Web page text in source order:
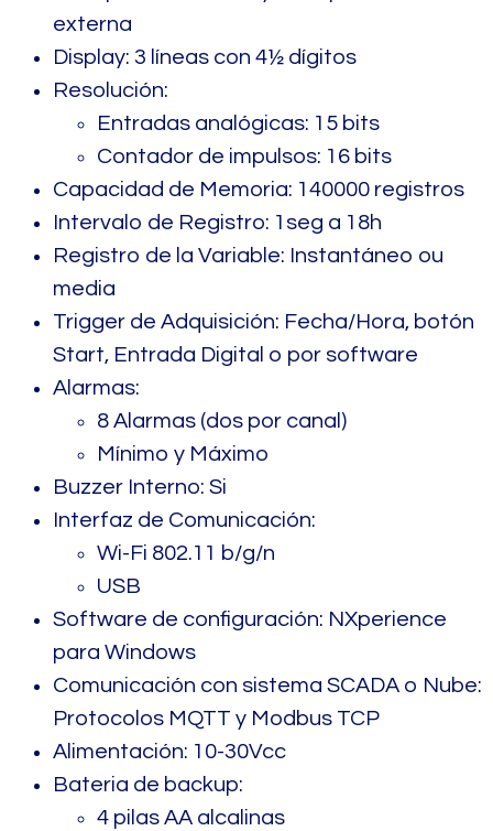
externa
Display: 3 líneas con 4½ dígitos
Resolución:
Entradas analógicas: 15 bits
Contador de impulsos: 16 bits
Capacidad de Memoria: 140000 registros
Intervalo de Registro: 1seg a 18h
Registro de la Variable: Instantáneo ou
media
Trigger de Adquisición: Fecha/Hora, botón
Start, Entrada Digital o por software
Alarmas:
8 Alarmas (dos por canal)
Mínimo y Máximo
Buzzer Interno: Si
Interfaz de Comunicación:
Wi-Fi 802.11 b/g/n
USB
Software de configuración: NXperience
para Windows
Comunicación con sistema SCADA o Nube:
Protocolos MQTT y Modbus TCP
Alimentación: 10-30Vcc
Bateria de backup:
4 pilas AA alcalinas